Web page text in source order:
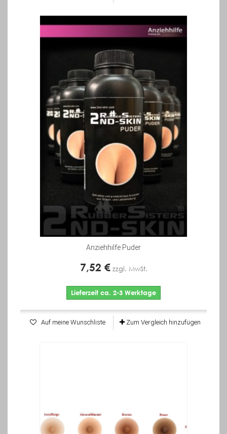
Anziehhilfe Puder
7,52 € zzgl. MwSt.
Lieferzeit ca. 2-3 Werktage
Auf meine Wunschliste Zum Vergleich hinzufügen